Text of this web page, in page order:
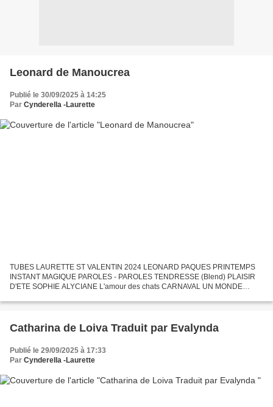
Leonard de Manoucrea
Publié le 30/09/2025 à 14:25
Par Cynderella -Laurette
TUBES LAURETTE ST VALENTIN 2024 LEONARD PAQUES PRINTEMPS
INSTANT MAGIQUE PAROLES - PAROLES TENDRESSE (Blend) PLAISIR
D'ETE SOPHIE ALYCIANE L'amour des chats CARNAVAL UN MONDE
Catharina de Loiva Traduit par Evalynda
Publié le 29/09/2025 à 17:33
Par Cynderella -Laurette